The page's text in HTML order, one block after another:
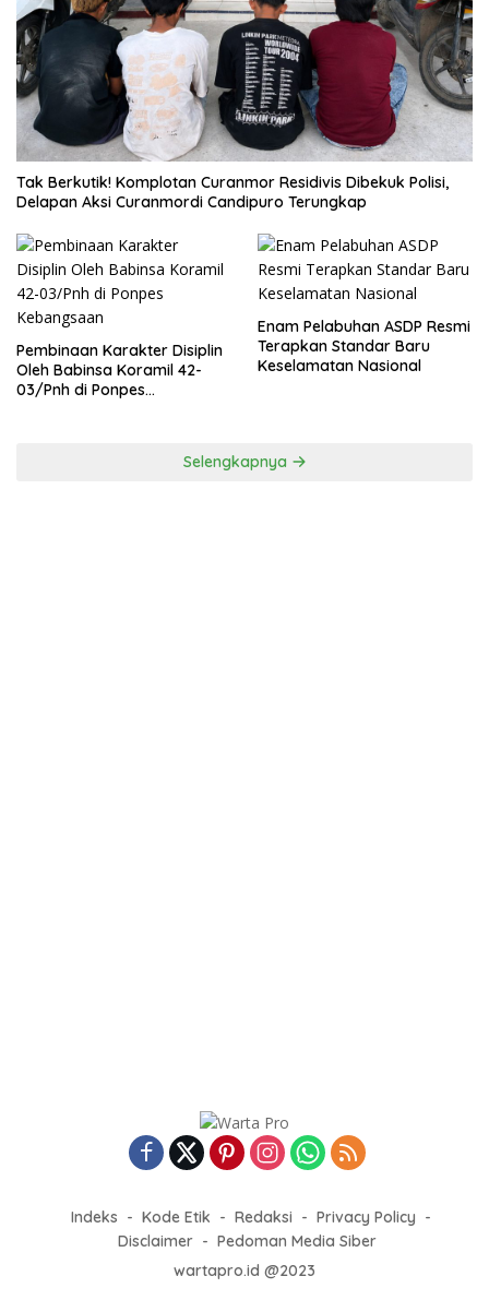
Tak Berkutik! Komplotan Curanmor Residivis Dibekuk Polisi,
Delapan Aksi Curanmordi Candipuro Terungkap
Pembinaan Karakter Disiplin
Oleh Babinsa Koramil 42-
03/Pnh di Ponpes
Enam Pelabuhan ASDP Resmi
Terapkan Standar Baru
Keselamatan Nasional
Selengkapnya
Indeks Kode Etik Redaksi
Privacy Policy
Disclaimer
Pedoman Media Siber
wartapro.id @2023